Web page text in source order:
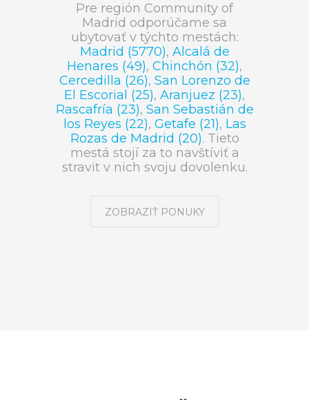
Pre región Community of
Madrid odporúčame sa
ubytovať v týchto mestách:
Madrid (5770), Alcalá de
Henares (49), Chinchón (32),
Cercedilla (26), San Lorenzo de
El Escorial (25), Aranjuez (23),
Rascafría (23), San Sebastián de
los Reyes (22), Getafe (21), Las
Rozas de Madrid (20). Tieto
mestá stojí za to navštíviť a
stravit v nich svoju dovolenku.
ZOBRAZIŤ PONUKY